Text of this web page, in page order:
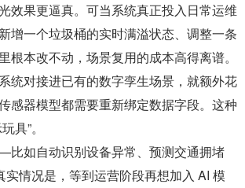
效果更逼真。可当系统真正投入日常运维
一个垃圾桶的实时满溢状态、调整一条
本改不动，场景复用的成本高得离谱。
统对接进已有的数字孪生场景，就额外花
感器模型都需要重新绑定数据字段。这种
具”。
如自动识别设备异常、预测交通拥堵
情况是，等到运营阶段再想加入 AI 模